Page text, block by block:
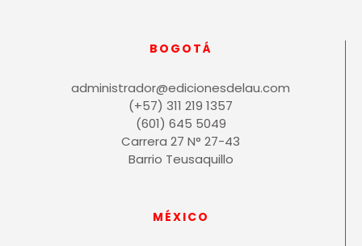
BOGOTÁ
administrador@edicionesdelau.com
(+57) 311 219 1357
(601) 645 5049
Carrera 27 N° 27-43
Barrio Teusaquillo
MÉXICO